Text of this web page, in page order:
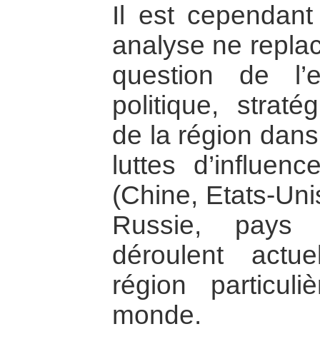
Il est
analyse ne
question de
politique,
de la région
luttes
(Chine, Etats-
Russie,
déroulent
région
monde.